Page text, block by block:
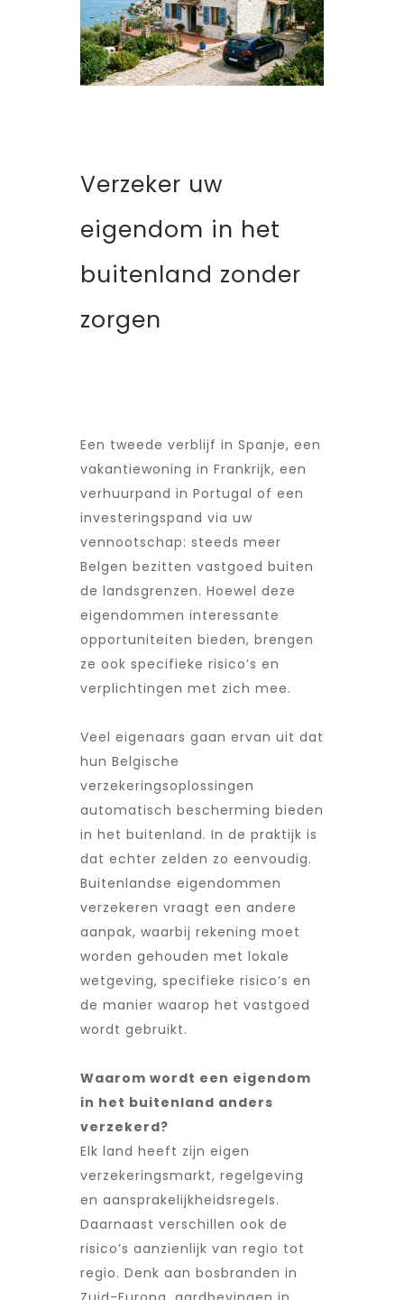
Verzeker uw
eigendom in het
buitenland zonder
zorgen
Een tweede verblijf in Spanje, een
vakantiewoning in Frankrijk, een
verhuurpand in Portugal of een
investeringspand via uw
vennootschap: steeds meer
Belgen bezitten vastgoed buiten
de landsgrenzen. Hoewel deze
eigendommen interessante
opportuniteiten bieden, brengen
ze ook specifieke risico’s en
verplichtingen met zich mee.
Veel eigenaars gaan ervan uit dat
hun Belgische
verzekeringsoplossingen
automatisch bescherming bieden
in het buitenland. In de praktijk is
dat echter zelden zo eenvoudig.
Buitenlandse eigendommen
verzekeren vraagt een andere
aanpak, waarbij rekening moet
worden gehouden met lokale
wetgeving, specifieke risico’s en
de manier waarop het vastgoed
wordt gebruikt.
Waarom wordt een eigendom
in het buitenland anders
verzekerd?
Elk land heeft zijn eigen
verzekeringsmarkt, regelgeving
en aansprakelijkheidsregels.
Daarnaast verschillen ook de
risico’s aanzienlijk van regio tot
regio. Denk aan bosbranden in